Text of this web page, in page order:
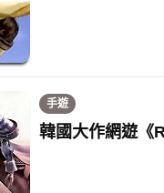
手遊
韓國大作網遊《